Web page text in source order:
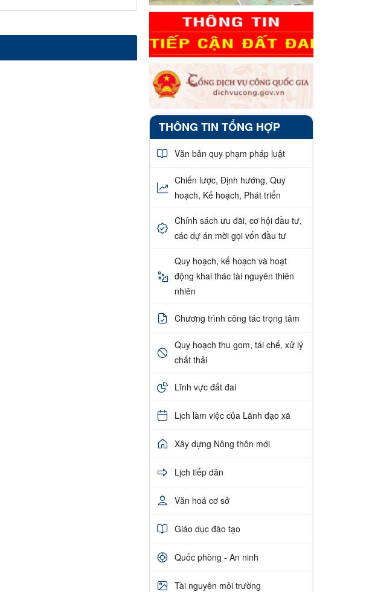
THÔNG TIN TỔNG HỢP
Văn bản quy phạm pháp luật
Chiến lược, Định hướng, Quy
hoạch, Kế hoạch, Phát triển
Chính sách ưu đãi, cơ hội đầu tư,
các dự án mời gọi vốn đầu tư
Quy hoạch, kế hoạch và hoạt
động khai thác tài nguyên thiên
nhiên
Chương trình công tác trọng tâm
Quy hoạch thu gom, tái chế, xử lý
chất thải
Lĩnh vực đất đai
Lịch làm việc của Lãnh đạo xã
Xây dựng Nông thôn mới
Lịch tiếp dân
Văn hoá cơ sở
Giáo dục đào tạo
Quốc phòng - An ninh
Tài nguyên môi trường